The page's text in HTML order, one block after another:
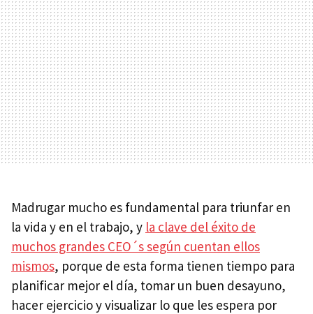
Madrugar mucho es fundamental para triunfar en
la vida y en el trabajo, y la clave del éxito de
muchos grandes CEO´s según cuentan ellos
mismos, porque de esta forma tienen tiempo para
planificar mejor el día, tomar un buen desayuno,
hacer ejercicio y visualizar lo que les espera por